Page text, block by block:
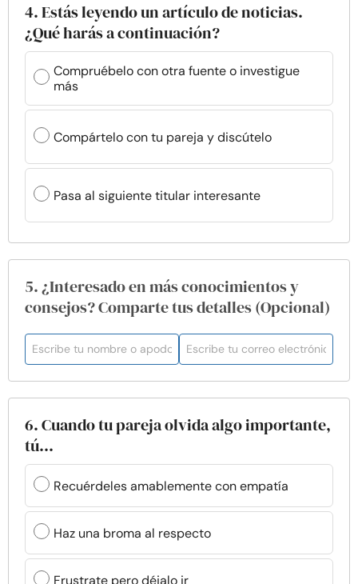
4. Estás leyendo un artículo de noticias.
¿Qué harás a continuación?
Compruébelo con otra fuente o investigue
más
Compártelo con tu pareja y discútelo
Pasa al siguiente titular interesante
5. ¿Interesado en más conocimientos y
consejos? Comparte tus detalles (Opcional)
6. Cuando tu pareja olvida algo importante,
tú...
Recuérdeles amablemente con empatía
Haz una broma al respecto
Frustrate pero déjalo ir